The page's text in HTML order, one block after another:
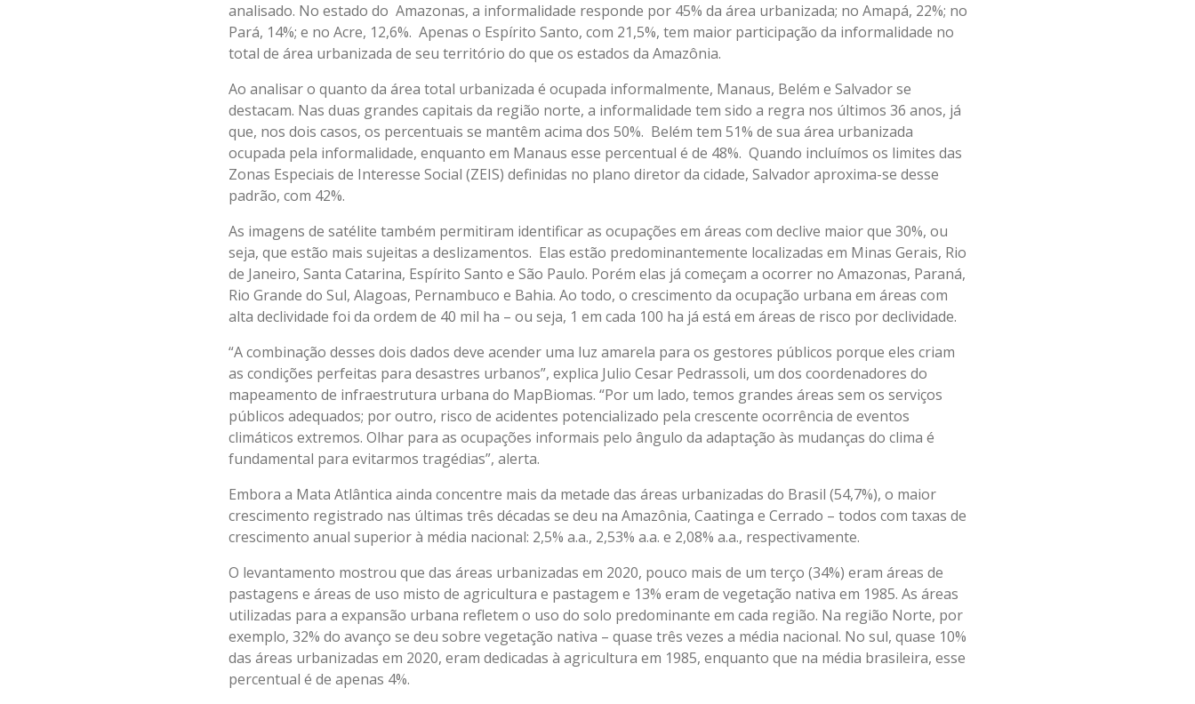
analisado. No estado do Amazonas, a informalidade responde por 45% da área urbanizada; no Amapá, 22%; no
Pará, 14%; e no Acre, 12,6%. Apenas o Espírito Santo, com 21,5%, tem maior participação da informalidade no
total de área urbanizada de seu território do que os estados da Amazônia.
Ao analisar o quanto da área total urbanizada é ocupada informalmente, Manaus, Belém e Salvador se
destacam. Nas duas grandes capitais da região norte, a informalidade tem sido a regra nos últimos 36 anos, já
que, nos dois casos, os percentuais se mantêm acima dos 50%. Belém tem 51% de sua área urbanizada
ocupada pela informalidade, enquanto em Manaus esse percentual é de 48%. Quando incluímos os limites das
Zonas Especiais de Interesse Social (ZEIS) definidas no plano diretor da cidade, Salvador aproxima-se desse
padrão, com 42%.
As imagens de satélite também permitiram identificar as ocupações em áreas com declive maior que 30%, ou
seja, que estão mais sujeitas a deslizamentos. Elas estão predominantemente localizadas em Minas Gerais, Rio
de Janeiro, Santa Catarina, Espírito Santo e São Paulo. Porém elas já começam a ocorrer no Amazonas, Paraná,
Rio Grande do Sul, Alagoas, Pernambuco e Bahia. Ao todo, o crescimento da ocupação urbana em áreas com
alta declividade foi da ordem de 40 mil ha – ou seja, 1 em cada 100 ha já está em áreas de risco por declividade.
“A combinação desses dois dados deve acender uma luz amarela para os gestores públicos porque eles criam
as condições perfeitas para desastres urbanos”, explica Julio Cesar Pedrassoli, um dos coordenadores do
mapeamento de infraestrutura urbana do MapBiomas. “Por um lado, temos grandes áreas sem os serviços
públicos adequados; por outro, risco de acidentes potencializado pela crescente ocorrência de eventos
climáticos extremos. Olhar para as ocupações informais pelo ângulo da adaptação às mudanças do clima é
fundamental para evitarmos tragédias”, alerta.
Embora a Mata Atlântica ainda concentre mais da metade das áreas urbanizadas do Brasil (54,7%), o maior
crescimento registrado nas últimas três décadas se deu na Amazônia, Caatinga e Cerrado – todos com taxas de
crescimento anual superior à média nacional: 2,5% a.a., 2,53% a.a. e 2,08% a.a., respectivamente.
O levantamento mostrou que das áreas urbanizadas em 2020, pouco mais de um terço (34%) eram áreas de
pastagens e áreas de uso misto de agricultura e pastagem e 13% eram de vegetação nativa em 1985. As áreas
utilizadas para a expansão urbana refletem o uso do solo predominante em cada região. Na região Norte, por
exemplo, 32% do avanço se deu sobre vegetação nativa – quase três vezes a média nacional. No sul, quase 10%
das áreas urbanizadas em 2020, eram dedicadas à agricultura em 1985, enquanto que na média brasileira, esse
percentual é de apenas 4%.